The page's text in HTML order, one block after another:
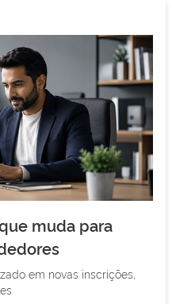
muda para
em novas inscrições,